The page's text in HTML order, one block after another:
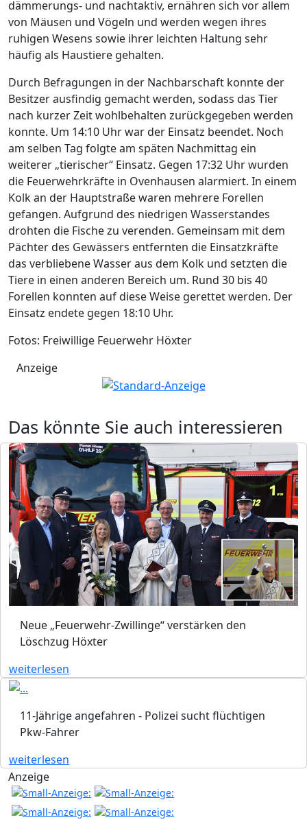
dämmerungs- und nachtaktiv, ernähren sich vor allem
von Mäusen und Vögeln und werden wegen ihres
ruhigen Wesens sowie ihrer leichten Haltung sehr
häufig als Haustiere gehalten.
Durch Befragungen in der Nachbarschaft konnte der
Besitzer ausfindig gemacht werden, sodass das Tier
nach kurzer Zeit wohlbehalten zurückgegeben werden
konnte. Um 14:10 Uhr war der Einsatz beendet. Noch
am selben Tag folgte am späten Nachmittag ein
weiterer „tierischer“ Einsatz. Gegen 17:32 Uhr wurden
die Feuerwehrkräfte in Ovenhausen alarmiert. In einem
Kolk an der Hauptstraße waren mehrere Forellen
gefangen. Aufgrund des niedrigen Wasserstandes
drohten die Fische zu verenden. Gemeinsam mit dem
Pächter des Gewässers entfernten die Einsatzkräfte
das verbliebene Wasser aus dem Kolk und setzten die
Tiere in einen anderen Bereich um. Rund 30 bis 40
Forellen konnten auf diese Weise gerettet werden. Der
Einsatz endete gegen 18:10 Uhr.
Fotos: Freiwillige Feuerwehr Höxter
Anzeige
Das könnte Sie auch interessieren
Neue „Feuerwehr-Zwillinge“ verstärken den
Löschzug Höxter
weiterlesen
11-Jährige angefahren - Polizei sucht flüchtigen
Pkw-Fahrer
weiterlesen
Anzeige